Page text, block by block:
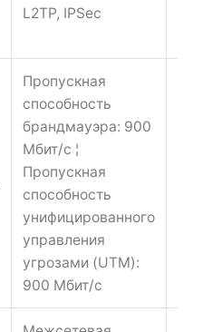
L2TP, IPSec
Пропускная
способность
брандмауэра: 900
Мбит/с ¦
Пропускная
способность
унифицированного
управления
угрозами (UTM):
900 Мбит/с